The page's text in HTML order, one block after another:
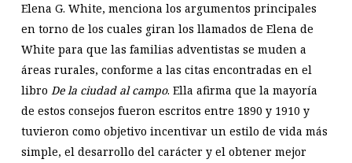
Elena G. White, menciona los argumentos principales
en torno de los cuales giran los llamados de Elena de
White para que las familias adventistas se muden a
áreas rurales, conforme a las citas encontradas en el
libro De la ciudad al campo. Ella afirma que la mayoría
de estos consejos fueron escritos entre 1890 y 1910 y
tuvieron como objetivo incentivar un estilo de vida más
simple, el desarrollo del carácter y el obtener mejor